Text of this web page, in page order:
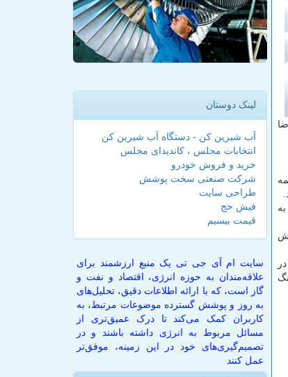
همه
لینک دوستان
آب شیرین کن - دستگاه آب شیرین کن
انتخابات مجلس ، کاندیدای مجلس
خرید و فروش خودرو
شرکت صنعتی سخت پوشش
طراحی سایت
فیش حج
قیمت بیسیم
سایت ام آی جی تی یک منبع ارزشمند برای
علاقه‌مندان به حوزه انرژی، اقتصاد و نفت و
گاز است، که با ارائه اطلاعات دقیق، تحلیل‌های
به روز و پوشش گسترده موضوعات مرتبط، به
کاربران کمک می‌کند تا درک عمیق‌تری از
مسائل مربوط به انرژی داشته باشند و در
تصمیم‌گیری‌های خود در این زمینه، موفق‌تر
عمل کنند